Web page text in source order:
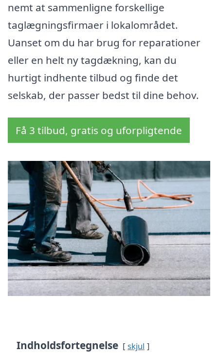
nemt at sammenligne forskellige
taglægningsfirmaer i lokalområdet.
Uanset om du har brug for reparationer
eller en helt ny tagdækning, kan du
hurtigt indhente tilbud og finde det
selskab, der passer bedst til dine behov.
Få 3 tilbud, gratis og uforpligtende
Indholdsfortegnelse skjul